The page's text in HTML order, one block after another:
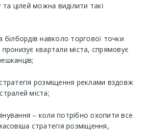
цілей можна виділити такі
білбордів навколо торгової точки
пронизує квартали міста, спрямовує
розміщення реклами вздовж
міста;
– коли потрібно охопити все
стратегія розміщення,